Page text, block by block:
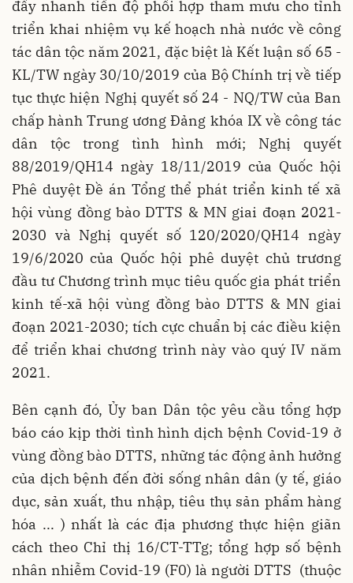
đẩy nhanh tiến độ phối hợp tham mưu cho tỉnh
triển khai nhiệm vụ kế hoạch nhà nước về công
tác dân tộc năm 2021, đặc biệt là Kết luận số 65 -
KL/TW ngày 30/10/2019 của Bộ Chính trị về tiếp
tục thực hiện Nghị quyết số 24 - NQ/TW của Ban
chấp hành Trung ương Đảng khóa IX về công tác
dân tộc trong tình hình mới; Nghị quyết
88/2019/QH14 ngày 18/11/2019 của Quốc hội
Phê duyệt Đề án Tổng thể phát triển kinh tế xã
hội vùng đồng bào DTTS & MN giai đoạn 2021-
2030 và Nghị quyết số 120/2020/QH14 ngày
19/6/2020 của Quốc hội phê duyệt chủ trương
đầu tư Chương trình mục tiêu quốc gia phát triển
kinh tế-xã hội vùng đồng bào DTTS & MN giai
đoạn 2021-2030; tích cực chuẩn bị các điều kiện
để triển khai chương trình này vào quý IV năm
2021.
Bên cạnh đó, Ủy ban Dân tộc yêu cầu tổng hợp
báo cáo kịp thời tình hình dịch bệnh Covid-19 ở
vùng đồng bào DTTS, những tác động ảnh hưởng
của dịch bệnh đến đời sống nhân dân (y tế, giáo
dục, sản xuất, thu nhập, tiêu thụ sản phẩm hàng
hóa ... ) nhất là các địa phương thực hiện giãn
cách theo Chỉ thị 16/CT-TTg; tổng hợp số bệnh
nhân nhiễm Covid-19 (F0) là người DTTS (thuộc